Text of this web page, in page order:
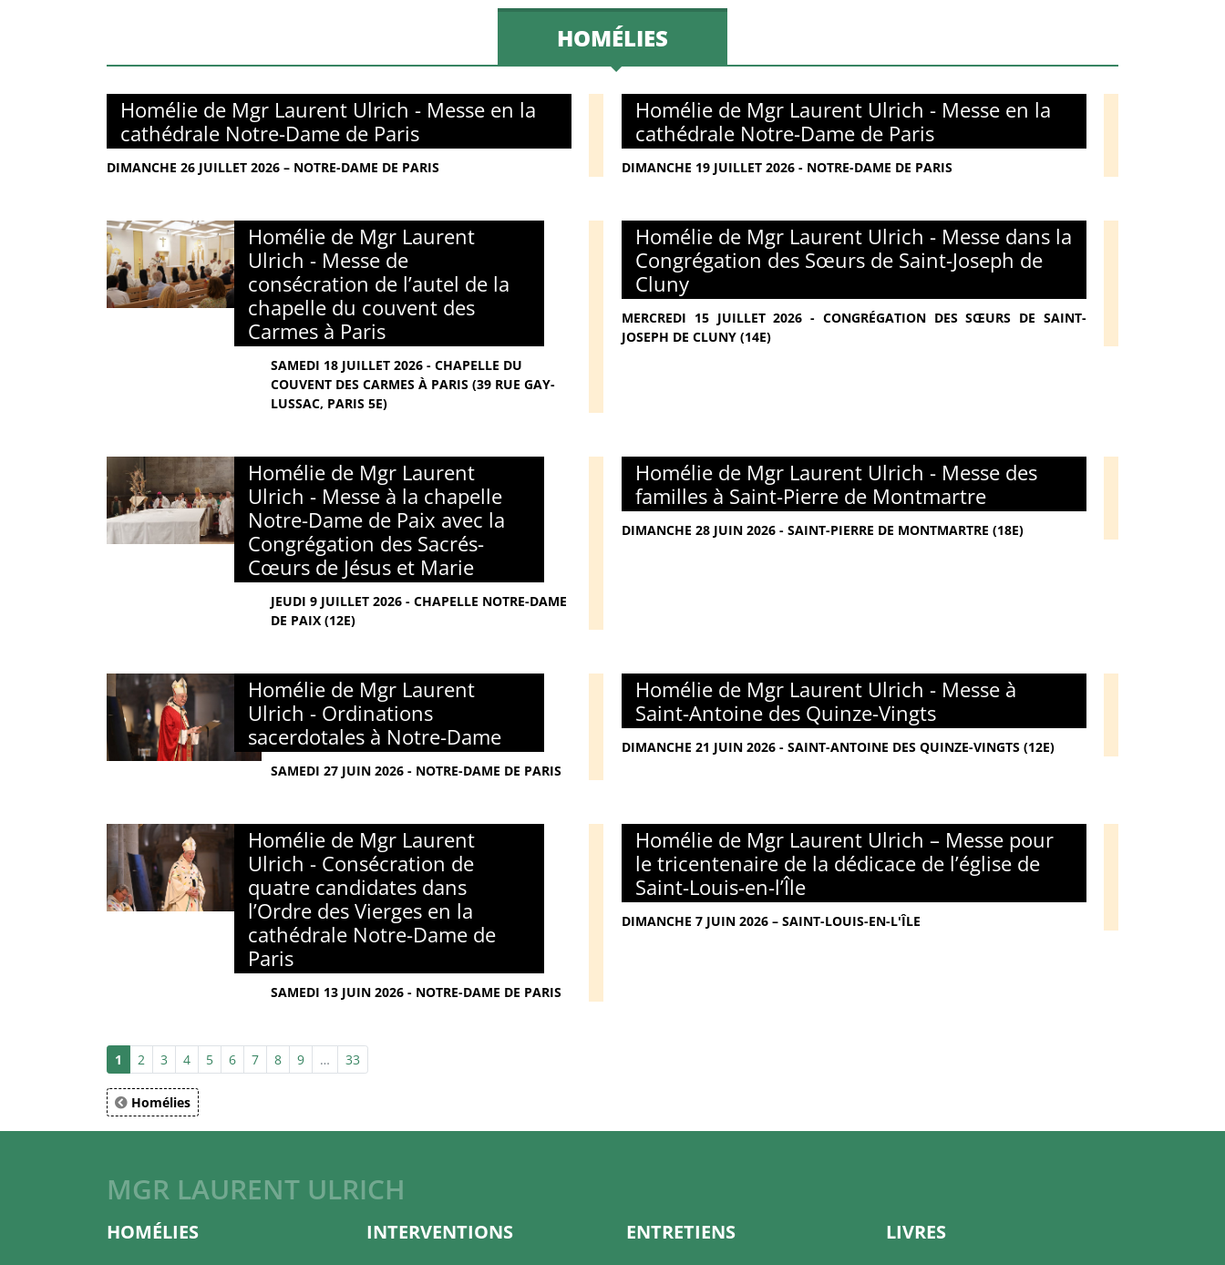
HOMÉLIES
Homélie de Mgr Laurent Ulrich - Messe en la
cathédrale Notre-Dame de Paris
DIMANCHE 26 JUILLET 2026 – NOTRE-DAME DE PARIS
Homélie de Mgr Laurent Ulrich - Messe en la
cathédrale Notre-Dame de Paris
DIMANCHE 19 JUILLET 2026 - NOTRE-DAME DE PARIS
Homélie de Mgr Laurent
Ulrich - Messe de
consécration de l’autel de la
chapelle du couvent des
Carmes à Paris
SAMEDI 18 JUILLET 2026 - CHAPELLE DU
COUVENT DES CARMES À PARIS (39 RUE GAY-
LUSSAC, PARIS 5E)
Homélie de Mgr Laurent Ulrich - Messe dans la
Congrégation des Sœurs de Saint-Joseph de
Cluny
MERCREDI 15 JUILLET 2026 - CONGRÉGATION DES SŒURS DE SAINT-
JOSEPH DE CLUNY (14E)
Homélie de Mgr Laurent
Ulrich - Messe à la chapelle
Notre-Dame de Paix avec la
Congrégation des Sacrés-
Cœurs de Jésus et Marie
JEUDI 9 JUILLET 2026 - CHAPELLE NOTRE-DAME
DE PAIX (12E)
Homélie de Mgr Laurent Ulrich - Messe des
familles à Saint-Pierre de Montmartre
DIMANCHE 28 JUIN 2026 - SAINT-PIERRE DE MONTMARTRE (18E)
Homélie de Mgr Laurent
Ulrich - Ordinations
sacerdotales à Notre-Dame
SAMEDI 27 JUIN 2026 - NOTRE-DAME DE PARIS
Homélie de Mgr Laurent Ulrich - Messe à
Saint-Antoine des Quinze-Vingts
DIMANCHE 21 JUIN 2026 - SAINT-ANTOINE DES QUINZE-VINGTS (12E)
Homélie de Mgr Laurent
Ulrich - Consécration de
quatre candidates dans
l’Ordre des Vierges en la
cathédrale Notre-Dame de
Paris
SAMEDI 13 JUIN 2026 - NOTRE-DAME DE PARIS
Homélie de Mgr Laurent Ulrich – Messe pour
le tricentenaire de la dédicace de l’église de
Saint-Louis-en-l’Île
DIMANCHE 7 JUIN 2026 – SAINT-LOUIS-EN-L'ÎLE
1 2 3 4 5 6 7 8 9 … 33
Homélies
MGR LAURENT ULRICH
HOMÉLIES INTERVENTIONS ENTRETIENS LIVRES